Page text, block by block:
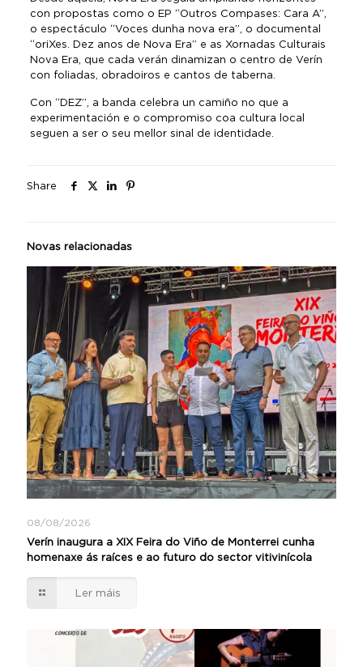
con propostas como o EP “Outros Compases: Cara A”,
o espectáculo “Voces dunha nova era”, o documental
“oriXes. Dez anos de Nova Era” e as Xornadas Culturais
Nova Era, que cada verán dinamizan o centro de Verín
con foliadas, obradoiros e cantos de taberna.
Con “DEZ”, a banda celebra un camiño no que a
experimentación e o compromiso coa cultura local
seguen a ser o seu mellor sinal de identidade.
Share
Novas relacionadas
08/08/2026
Verín inaugura a XIX Feira do Viño de Monterrei cunha
homenaxe ás raíces e ao futuro do sector vitivinícola
Ler máis